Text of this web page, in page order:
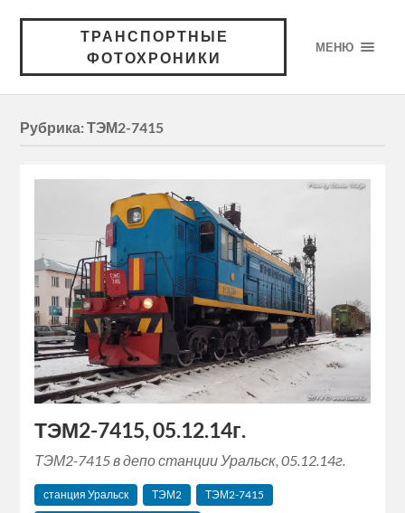
ТРАНСПОРТНЫЕ
ФОТОХРОНИКИ
МЕНЮ
Рубрика:ТЭМ2-7415
ТЭМ2-7415, 05.12.14г.
ТЭМ2-7415 в депо станции Уральск, 05.12.14г.
станция Уральск ТЭМ2
ТЭМ2-7415